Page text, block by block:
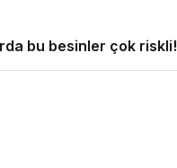
bu besinler çok riskli!